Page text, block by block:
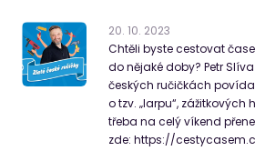
20. 10. 2023
Chtěli byste cestovat
do nějaké doby? Petr
českých ručičkách
o tzv. „larpu“, zážitkových
třeba na celý víkend
zde: https://